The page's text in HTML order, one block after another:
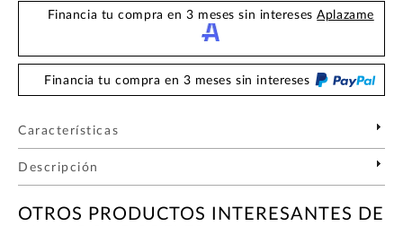
Financia tu compra en 3 meses sin interesesAplazame
Financia tu compra en 3 meses sin intereses
Características
Descripción
OTROS PRODUCTOS INTERESANTES DE